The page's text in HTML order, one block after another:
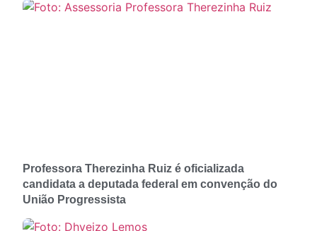
Professora Therezinha Ruiz é oficializada
candidata a deputada federal em convenção do
União Progressista